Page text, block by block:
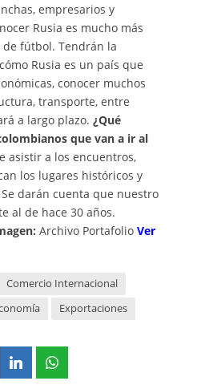
empresarios y
Rusia es mucho más
fútbol. Tendrán la
Rusia es un país que
conocer muchos
transporte, entre
a largo plazo. ¿Qué
que van a ir al
asistir a los encuentros,
los lugares históricos y
darán cuenta que nuestro
al de hace 30 años.
Archivo Portafolio Ver
Comercio Internacional
Exportaciones